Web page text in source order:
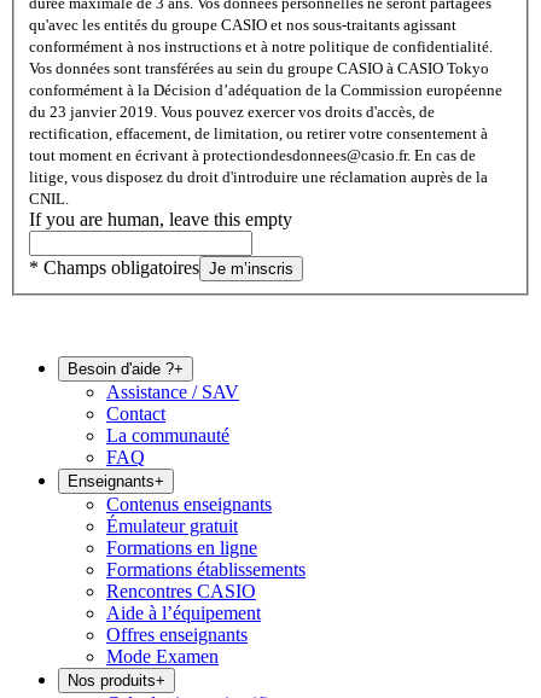
qu'avec les entités du groupe CASIO et nos sous-traitants agissant
conformément à nos instructions et à notre politique de confidentialité.
Vos données sont transférées au sein du groupe CASIO à CASIO Tokyo
conformément à la Décision d’adéquation de la Commission européenne
du 23 janvier 2019. Vous pouvez exercer vos droits d'accès, de
rectification, effacement, de limitation, ou retirer votre consentement à
tout moment en écrivant à protectiondesdonnees@casio.fr. En cas de
litige, vous disposez du droit d'introduire une réclamation auprès de la
CNIL.
If you are human, leave this empty
* Champs obligatoires Je m’inscris
Besoin d'aide ?+
Assistance / SAV
Contact
La communauté
FAQ
Enseignants+
Contenus enseignants
Émulateur gratuit
Formations en ligne
Formations établissements
Rencontres CASIO
Aide à l’équipement
Offres enseignants
Mode Examen
Nos produits+